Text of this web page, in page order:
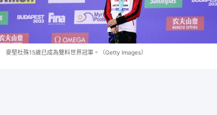
麥堅杜殊15歲已成為雙料世界冠軍。（Getty Images）